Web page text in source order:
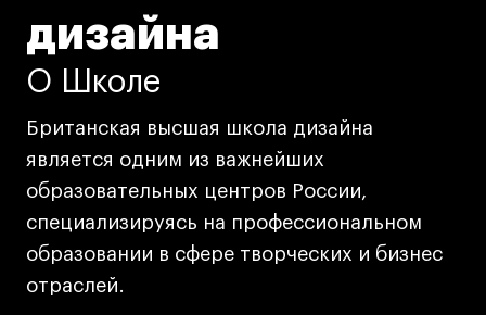
дизайна
О Школе
Британская высшая школа дизайна
является одним из важнейших
образовательных центров России,
специализируясь на профессиональном
образовании в сфере творческих и бизнес
отраслей.